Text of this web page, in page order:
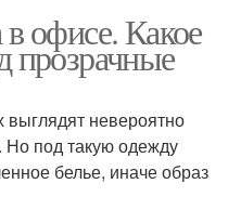
офисе. Какое
прозрачные
выглядят невероятно
Но под такую одежду
белье, иначе образ